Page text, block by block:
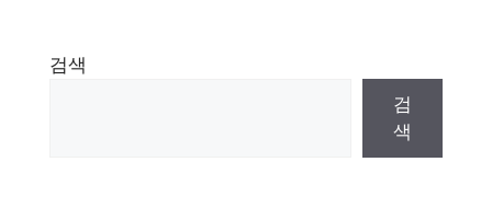
검색
검
색